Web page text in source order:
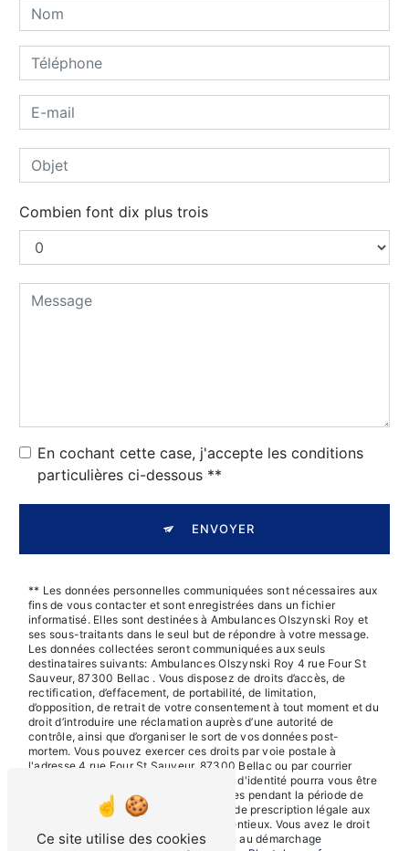
Combien font dix plus trois
En cochant cette case, j'accepte les conditions
particulières ci-dessous **
ENVOYER
** Les données personnelles communiquées sont nécessaires aux
fins de vous contacter et sont enregistrées dans un fichier
informatisé. Elles sont destinées à Ambulances Olszynski Roy et
ses sous-traitants dans le seul but de répondre à votre message.
Les données collectées seront communiquées aux seuls
destinataires suivants: Ambulances Olszynski Roy 4 rue Four St
Sauveur, 87300 Bellac . Vous disposez de droits d’accès, de
rectification, d’effacement, de portabilité, de limitation,
d’opposition, de retrait de votre consentement à tout moment et du
droit d’introduire une réclamation auprès d’une autorité de
contrôle, ainsi que d’organiser le sort de vos données post-
mortem. Vous pouvez exercer ces droits par voie postale à
l'adresse 4 rue Four St Sauveur, 87300 Bellac ou par courrier
électronique à l'adresse . Un justificatif d'identité pourra vous être
demandé. Nous conservons vos données pendant la période de
prise de contact puis pendant la durée de prescription légale aux
fins probatoires et de gestion des contentieux. Vous avez le droit
de vous inscrire sur la liste d'opposition au démarchage
Ce site utilise des cookies